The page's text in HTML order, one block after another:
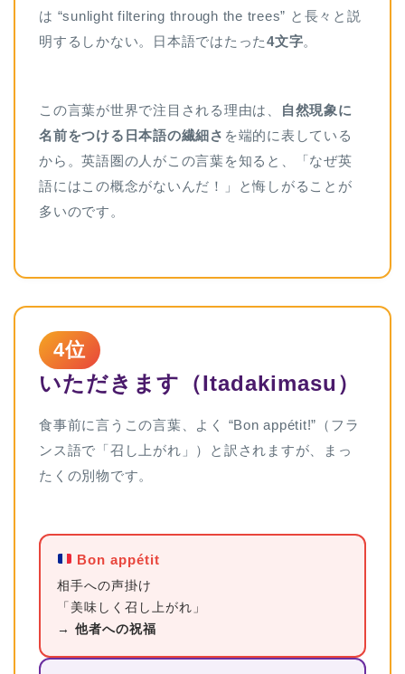
は “sunlight filtering through the trees” と長々と説
明するしかない。日本語ではたった4文字。
この言葉が世界で注目される理由は、
自然現象に
名前をつける日本語の繊細さ を端的に表している
から。英語圏の人がこの言葉を知ると、「なぜ英
語にはこの概念がないんだ！」と悔しがることが
多いのです。
4位
いただきます（Itadakimasu）
食事前に言うこの言葉、よく “Bon appétit!”（フラ
ンス語で「召し上がれ」）と訳されますが、まっ
たくの別物です。
Bon appétit
相手への声掛け
「美味しく召し上がれ」
→ 他者への祝福